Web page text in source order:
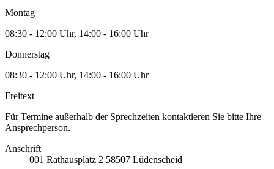
Montag
08:30 - 12:00 Uhr, 14:00 - 16:00 Uhr
Donnerstag
08:30 - 12:00 Uhr, 14:00 - 16:00 Uhr
Freitext
Für Termine außerhalb der Sprechzeiten kontaktieren Sie bitte Ihre
Ansprechperson.
Anschrift
001 Rathausplatz 2 58507 Lüdenscheid